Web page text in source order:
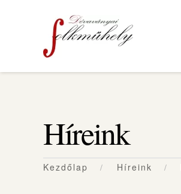
Skip to main content
Híreink
Kezdőlap Híreink